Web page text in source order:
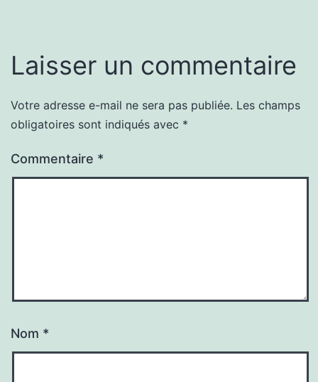
Laisser un commentaire
Votre adresse e-mail ne sera pas publiée. Les champs
obligatoires sont indiqués avec *
Commentaire *
Nom *